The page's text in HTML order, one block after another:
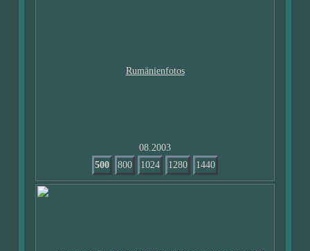
08.2003
500
800 1024 1280 1440